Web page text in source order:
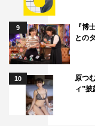
9
『博
との
10
原つ
ィ”